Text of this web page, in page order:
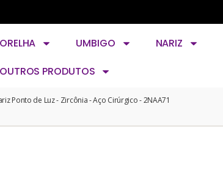
ORELHA UMBIGO NARIZ
OUTROS PRODUTOS
Ponto de Luz - Zircônia - Aço Cirúrgico - 2NAA71